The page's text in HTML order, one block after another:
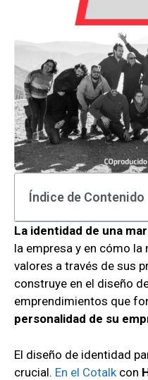
Índice de Contenido
La identidad de una
la empresa y en cómo
valores a través de sus
construye en el diseño
emprendimientos que
personalidad de su
El diseño de identidad
crucial. En el Cotalk con